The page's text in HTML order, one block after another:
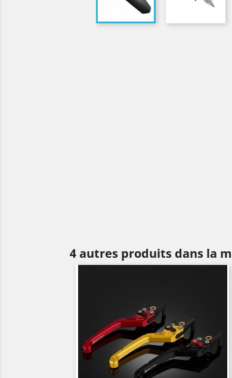
4 autres produits dans la